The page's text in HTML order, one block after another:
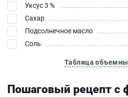
Уксус 3 %
Сахар
Подсолнечное масло
Соль
Таблица
Пошаговый рецепт с